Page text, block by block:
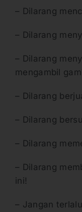
– Dilarang
– Dilarang
– Dilarang
mengambil
– Dilarang
– Dilarang
– Dilarang
– Dilarang
ini!
– Jangan